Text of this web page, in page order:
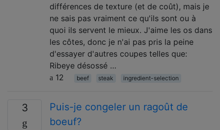
différences de texture (et de coût), mais je
ne sais pas vraiment ce qu'ils sont ou à
quoi ils servent le mieux. J'aime les os dans
les côtes, donc je n'ai pas pris la peine
d'essayer d'autres coupes telles que:
Ribeye désossé …
12
beef steak ingredient-selection
3
Puis-je congeler un ragoût de
boeuf?